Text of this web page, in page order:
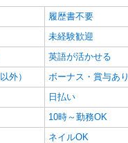
履歴書不要
未経験歓迎
英語が活かせる
外）
ボーナス・賞与あり
日払い
10時～勤務OK
ネイルOK